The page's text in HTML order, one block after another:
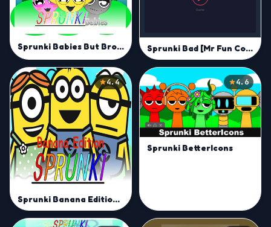
Sprunki Babies But Broken Mod Sprunki Bad [Mr Fun Computer]
4.4
Sprunki Banana Edition Mod
4.6
Sprunki BetterIcons